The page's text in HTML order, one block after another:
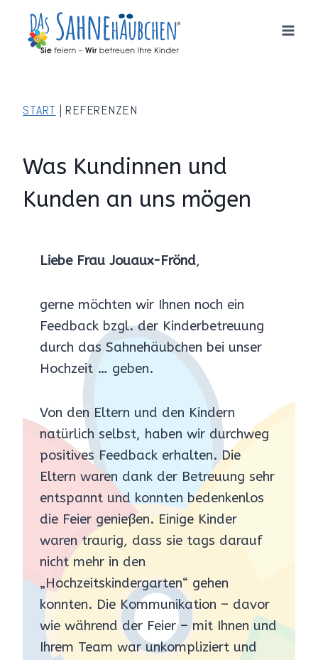
Inhalt
springen
START | REFERENZEN
Was Kundinnen und
Kunden an uns mögen
Liebe Frau Jouaux-Frönd,
gerne möchten wir Ihnen noch ein
Feedback bzgl. der Kinderbetreuung
durch das Sahnehäubchen bei unser
Hochzeit … geben.
Von den Eltern und den Kindern
natürlich selbst, haben wir durchweg
positives Feedback erhalten. Die
Eltern waren dank der Betreuung sehr
entspannt und konnten bedenkenlos
die Feier genießen. Einige Kinder
waren traurig, dass sie tags darauf
nicht mehr in den
„Hochzeitskindergarten“ gehen
konnten. Die Kommunikation – davor
wie während der Feier – mit Ihnen und
Ihrem Team war unkompliziert und